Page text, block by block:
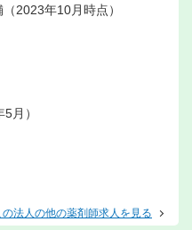
2023年10月時点）
月）
の法人の他の薬剤師求人を見る